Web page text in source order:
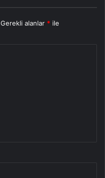
Gerekli alanlar * ile